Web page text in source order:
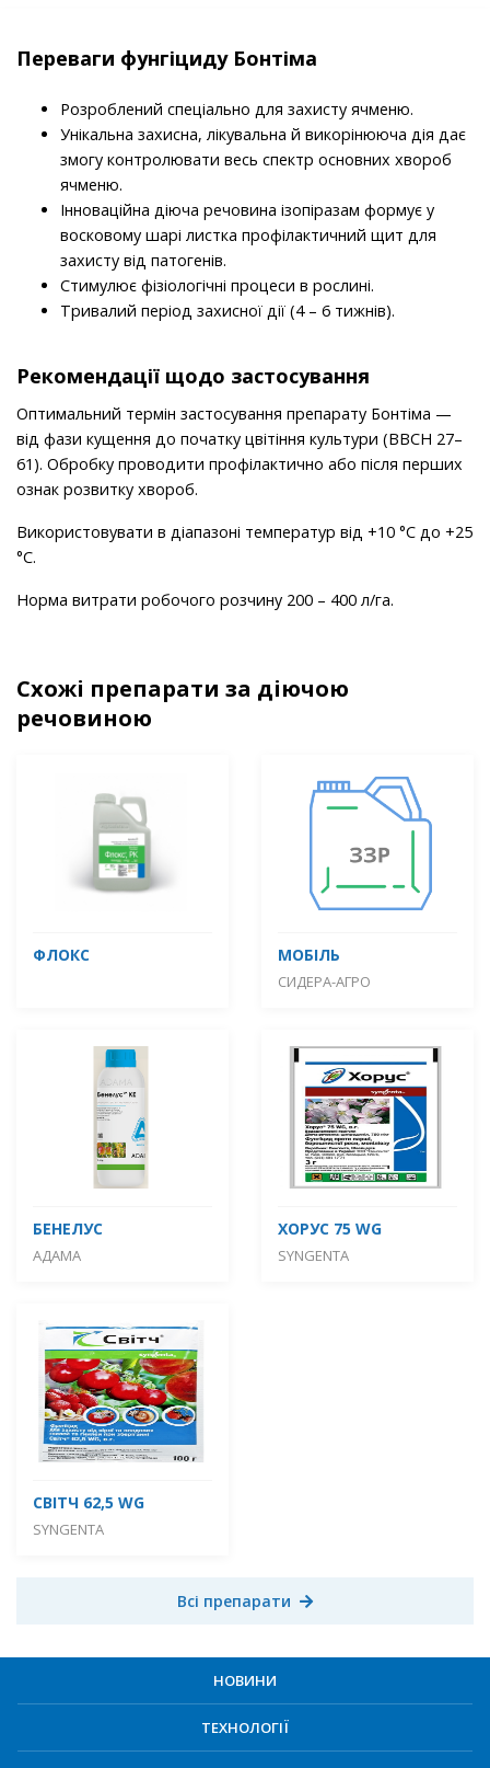
Переваги фунгіциду Бонтіма
Розроблений спеціально для захисту ячменю.
Унікальна захисна, лікувальна й викорінююча дія дає
змогу контролювати весь спектр основних хвороб
ячменю.
Інноваційна діюча речовина ізопіразам формує у
восковому шарі листка профілактичний щит для
захисту від патогенів.
Стимулює фізіологічні процеси в рослині.
Тривалий період захисної дії (4 – 6 тижнів).
Рекомендації щодо застосування
Оптимальний термін застосування препарату Бонтіма —
від фази кущення до початку цвітіння культури (ВВСН 27–
61). Обробку проводити профілактично або після перших
ознак розвитку хвороб.
Використовувати в діапазоні температур від +10 °С до +25
°С.
Норма витрати робочого розчину 200 – 400 л/га.
Схожі препарати за діючою
речовиною
ФЛОКС МОБІЛЬ
СИДЕРА-АГРО
БЕНЕЛУС
АДАМА
ХОРУС 75 WG
SYNGENTA
СВІТЧ 62,5 WG
SYNGENTA
Всі препарати
НОВИНИ
ТЕХНОЛОГІЇ